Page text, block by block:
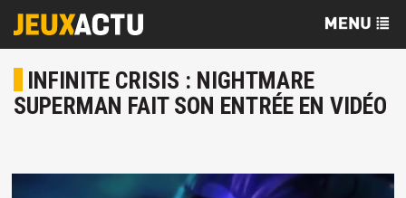
INFINITE CRISIS : NIGHTMARE
SUPERMAN FAIT SON ENTRÉE EN VIDÉO